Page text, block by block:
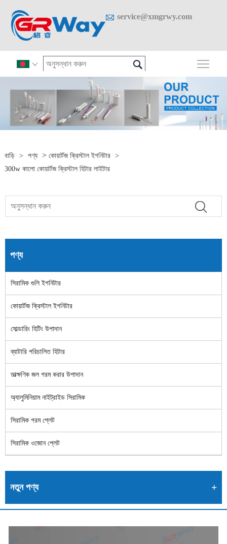
 service@xmgrwy.com
 
বাড়ি > পণ্য > কোয়ার্টজ ক্রিস্টাল ইগনিটার
>
300w কালো কোয়ার্টজ ক্রিস্টাল হিটার লাইটার
পণ্য
সিরামিক গুলি ইগনিটার
কোয়ার্টজ ক্রিস্টাল ইগনিটার
সোল্ডারিং হিটিং উপাদান
ব্যাটারি পরিচালিত হিটার
তাত্ক্ষণিক জল গরম করার উপাদান
অ্যালুমিনিয়াম নাইট্রাইড সিরামিক
সিরামিক গরম প্লেট
সিরামিক ওজোন প্লেট
নতুন পণ্য